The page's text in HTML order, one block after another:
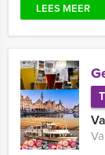
LEES MEER